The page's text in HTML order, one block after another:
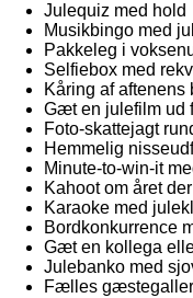
Julequiz med hold
Musikbingo med
Pakkeleg i
Selfiebox med
Kåring af
Gæt en julefilm ud
Foto-skattejagt
Hemmelig
Minute-to-win-it
Kahoot om året
Karaoke med
Bordkonkurrence
Gæt en kollega
Julebanko med
Fælles